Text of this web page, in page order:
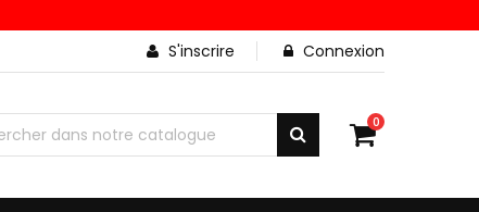
S'inscrire
Connexion
0